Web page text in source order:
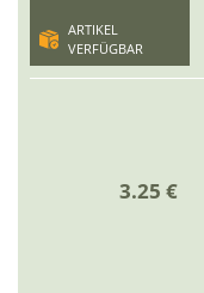
ARTIKEL
VERFÜGBAR
3.25 €